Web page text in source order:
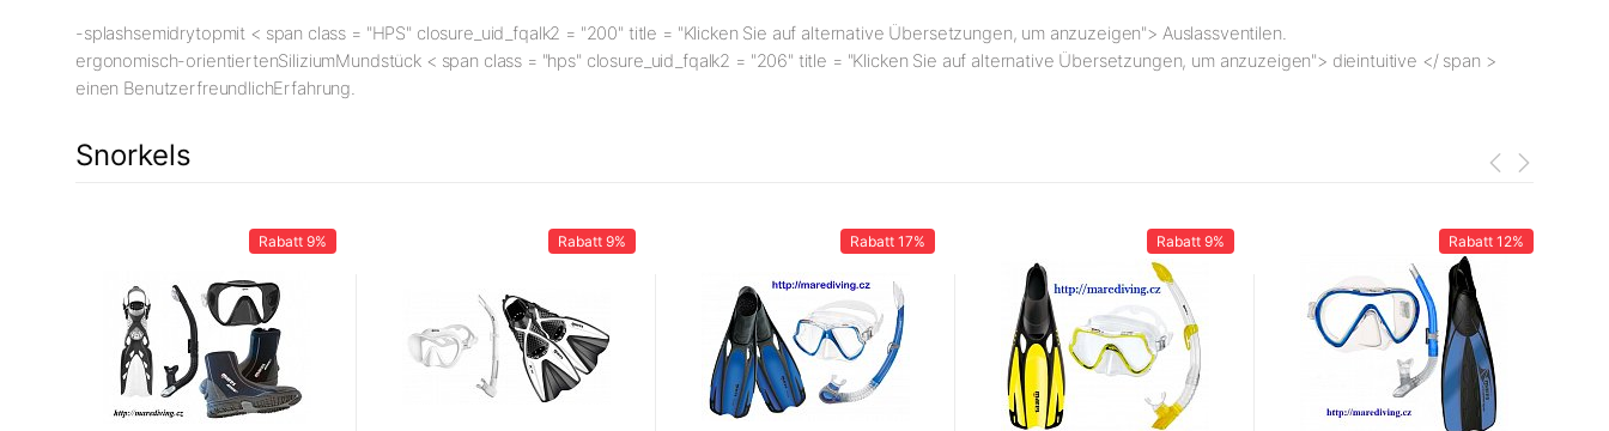
-splashsemidrytopmit < span class = "HPS" closure_uid_fqalk2 = "200" title = "Klicken Sie auf alternative Übersetzungen, um anzuzeigen"> Auslassventilen.
ergonomisch-orientiertenSiliziumMundstück < span class = "hps" closure_uid_fqalk2 = "206" title = "Klicken Sie auf alternative Übersetzungen, um anzuzeigen"> dieintuitive </ span >
einen BenutzerfreundlichErfahrung.
Snorkels
Rabatt 9% Rabatt 9% Rabatt 17% Rabatt 9% Rabatt 12%